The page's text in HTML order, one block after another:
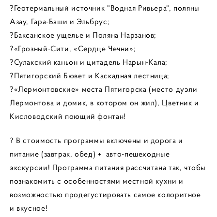
?Геотермальный источник "Водная Ривьера", поляны
Азау, Гара-Баши и Эльбрус;
?Баксанское ущелье и Поляна Нарзанов;
?«Грозный-Сити, «Сердце Чечни»;
?Сулакский каньон и цитадель Нарын-Кала;
?Пятигорский Бювет и Каскадная лестница;
?«Лермонтовские» места Пятигорска (место дуэли
Лермонтова и домик, в котором он жил), Цветник и
Кисловодский поющий фонтан!
? В стоимость программы включены и дорога и
питание (завтрак, обед) + авто-пешеходные
экскурсии! Программа питания рассчитана так, чтобы
познакомить с особенностями местной кухни и
возможностью продегустировать самое колоритное
и вкусное!